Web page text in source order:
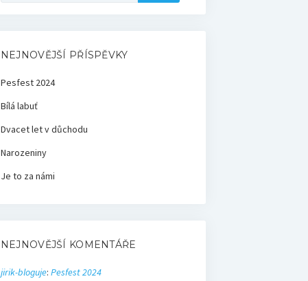
NEJNOVĚJŠÍ PŘÍSPĚVKY
Pesfest 2024
Bílá labuť
Dvacet let v důchodu
Narozeniny
Je to za námi
NEJNOVĚJŠÍ KOMENTÁŘE
jirik-bloguje: Pesfest 2024